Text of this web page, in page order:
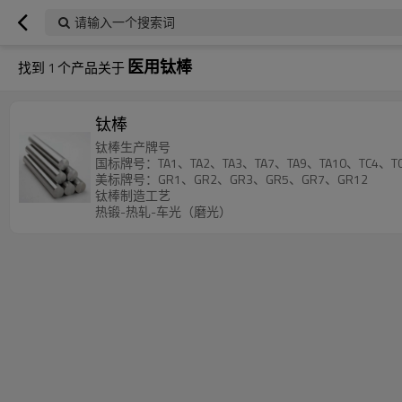
请输入一个搜索词
找到 1 个产品关于 医用钛棒
钛棒
钛棒生产牌号
国标牌号：TA1、TA2、TA3、TA7、TA9、TA10、TC4、
美标牌号：GR1、GR2、GR3、GR5、GR7、GR12
钛棒制造工艺
热锻-热轧-车光（磨光）